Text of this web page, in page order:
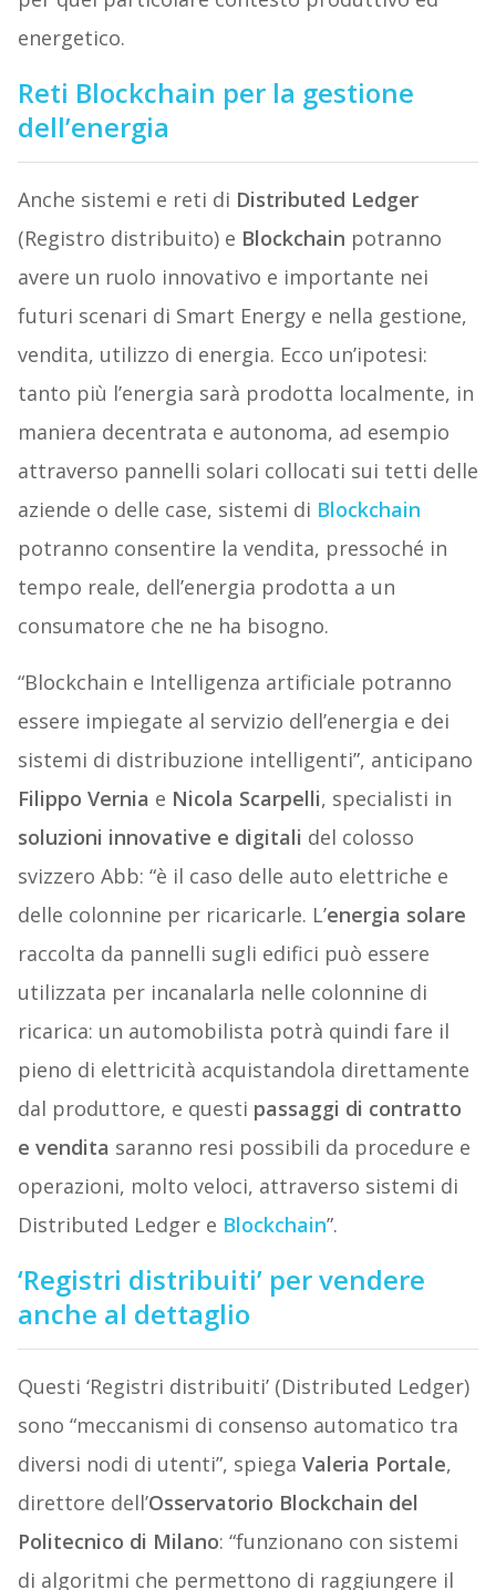
energetico.
Reti Blockchain per la gestione
dell’energia
Anche sistemi e reti di Distributed Ledger
(Registro distribuito) e Blockchain potranno
avere un ruolo innovativo e importante nei
futuri scenari di Smart Energy e nella gestione,
vendita, utilizzo di energia. Ecco un’ipotesi:
tanto più l’energia sarà prodotta localmente, in
maniera decentrata e autonoma, ad esempio
attraverso pannelli solari collocati sui tetti delle
aziende o delle case, sistemi di Blockchain
potranno consentire la vendita, pressoché in
tempo reale, dell’energia prodotta a un
consumatore che ne ha bisogno.
“Blockchain e Intelligenza artificiale potranno
essere impiegate al servizio dell’energia e dei
sistemi di distribuzione intelligenti”, anticipano
Filippo Vernia e Nicola Scarpelli, specialisti in
soluzioni innovative e digitali del colosso
svizzero Abb: “è il caso delle auto elettriche e
delle colonnine per ricaricarle. L’energia solare
raccolta da pannelli sugli edifici può essere
utilizzata per incanalarla nelle colonnine di
ricarica: un automobilista potrà quindi fare il
pieno di elettricità acquistandola direttamente
dal produttore, e questi passaggi di contratto
e vendita saranno resi possibili da procedure e
operazioni, molto veloci, attraverso sistemi di
Distributed Ledger e Blockchain”.
‘Registri distribuiti’ per vendere
anche al dettaglio
Questi ‘Registri distribuiti’ (Distributed Ledger)
sono “meccanismi di consenso automatico tra
diversi nodi di utenti”, spiega Valeria Portale,
direttore dell’Osservatorio Blockchain del
Politecnico di Milano: “funzionano con sistemi
di algoritmi che permettono di raggiungere il